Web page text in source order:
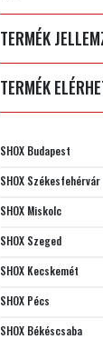
TERMÉK
TERMÉK
SHOX Budapest
SHOX Székesfehérvár
SHOX Miskolc
SHOX Szeged
SHOX Kecskemét
SHOX Pécs
SHOX Békéscsaba